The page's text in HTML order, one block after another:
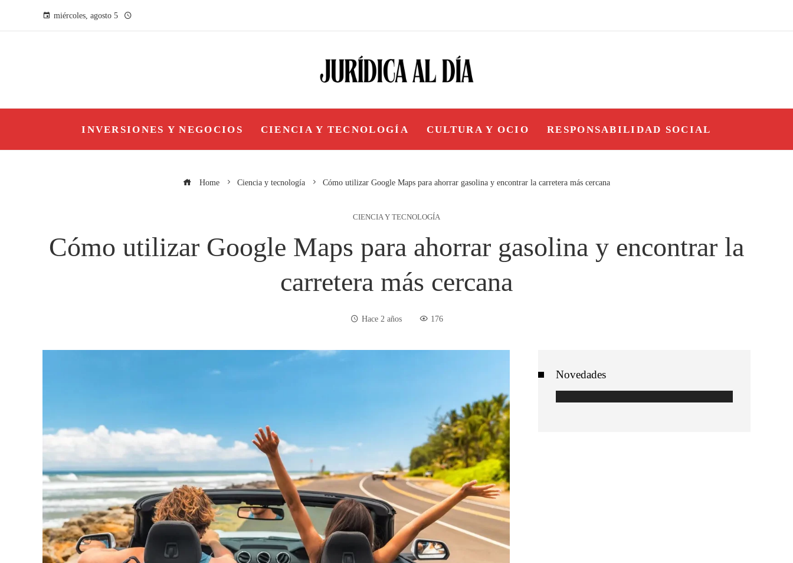
miércoles, agosto 5
INVERSIONES Y NEGOCIOS CIENCIA Y TECNOLOGÍA CULTURA Y OCIO RESPONSABILIDAD SOCIAL
Home Ciencia y tecnología Cómo utilizar Google Maps para ahorrar gasolina y encontrar la carretera más cercana
CIENCIA Y TECNOLOGÍA
Cómo utilizar Google Maps para ahorrar gasolina y encontrar la
carretera más cercana
Hace 2 años 176
Novedades